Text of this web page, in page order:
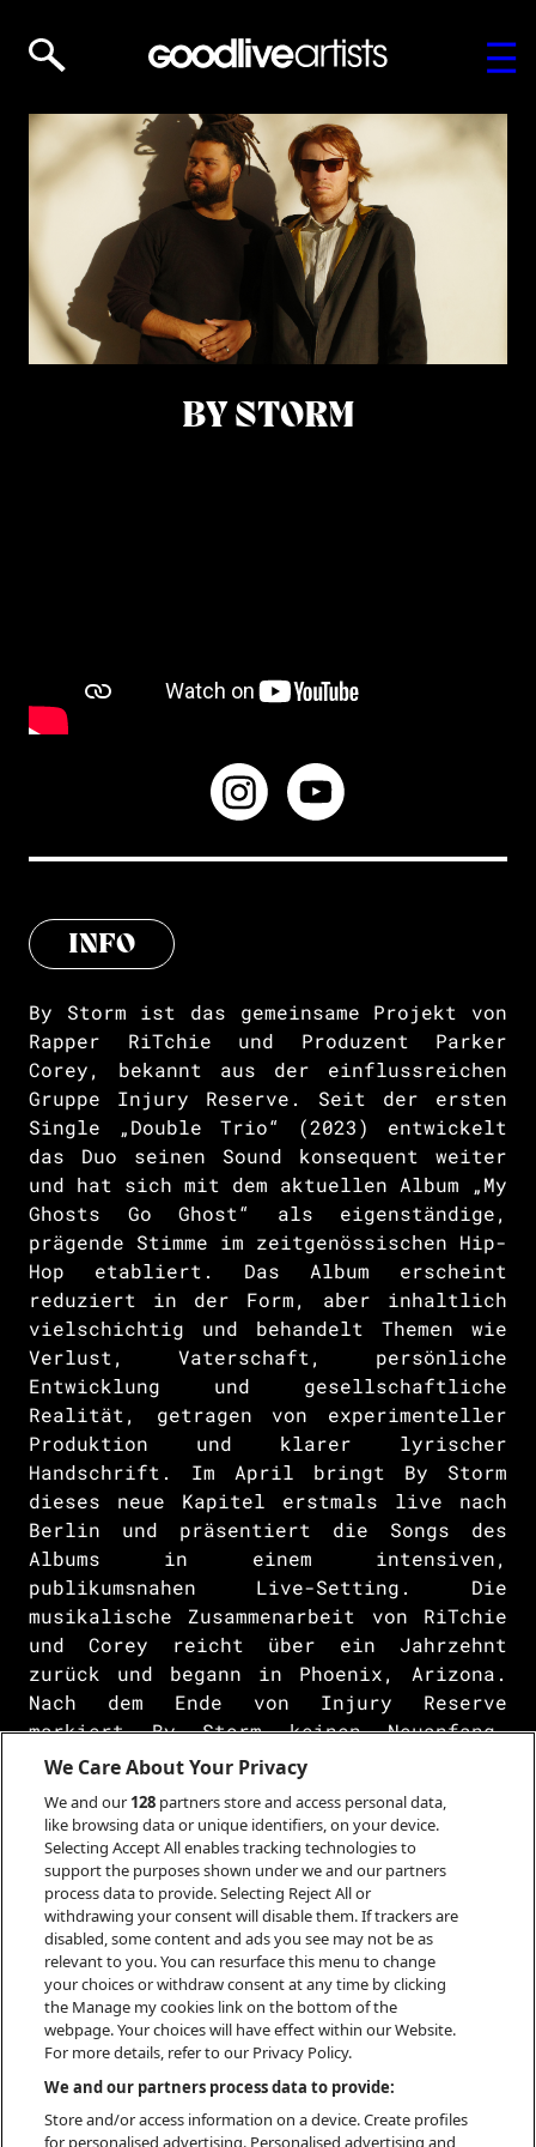
BY STORM
INFO
By Storm ist das gemeinsame Projekt von
Rapper RiTchie und Produzent Parker
Corey, bekannt aus der einflussreichen
Gruppe Injury Reserve. Seit der ersten
Single „Double Trio“ (2023) entwickelt
das Duo seinen Sound konsequent weiter
und hat sich mit dem aktuellen Album „My
Ghosts Go Ghost“ als eigenständige,
prägende Stimme im zeitgenössischen Hip-
Hop etabliert. Das Album erscheint
reduziert in der Form, aber inhaltlich
vielschichtig und behandelt Themen wie
Verlust, Vaterschaft, persönliche
Entwicklung und gesellschaftliche
Realität, getragen von experimenteller
Produktion und klarer lyrischer
Handschrift. Im April bringt By Storm
dieses neue Kapitel erstmals live nach
Berlin und präsentiert die Songs des
Albums in einem intensiven,
publikumsnahen Live-Setting. Die
musikalische Zusammenarbeit von RiTchie
und Corey reicht über ein Jahrzehnt
zurück und begann in Phoenix, Arizona.
Nach dem Ende von Injury Reserve
markiert By Storm keinen Neuanfang,
sondern eine bewusste Weiterführung
ihres künstlerischen Weges. „My Ghosts
Go Ghost“ steht dabei für einen
gereiften Blick nach vorn, ohne die
Vergangenheit auszublenden: ein Album
über Veränderung, Verantwortung und das
Leben im Moment. Entstanden unter
starkem Einfluss von Live-Erfahrungen,
verbindet die Platte emotionale
Direktheit mit experimentellem Anspruch
– und positioniert By Storm als eines
der spannendsten und eigenständigsten
Projekte im aktuellen Hip-Hop-Kontext.
We Care About Your Privacy
We and our 128 partners store and access personal data,
like browsing data or unique identifiers, on your device.
Selecting Accept All enables tracking technologies to
support the purposes shown under we and our partners
process data to provide. Selecting Reject All or
withdrawing your consent will disable them. If trackers are
disabled, some content and ads you see may not be as
relevant to you. You can resurface this menu to change
your choices or withdraw consent at any time by clicking
the Manage my cookies link on the bottom of the
webpage. Your choices will have effect within our Website.
For more details, refer to our Privacy Policy.
We and our partners process data to provide:
Store and/or access information on a device. Create profiles
for personalised advertising. Personalised advertising and